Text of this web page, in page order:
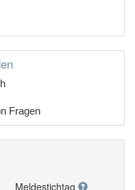
Fragen
Meldestichtag